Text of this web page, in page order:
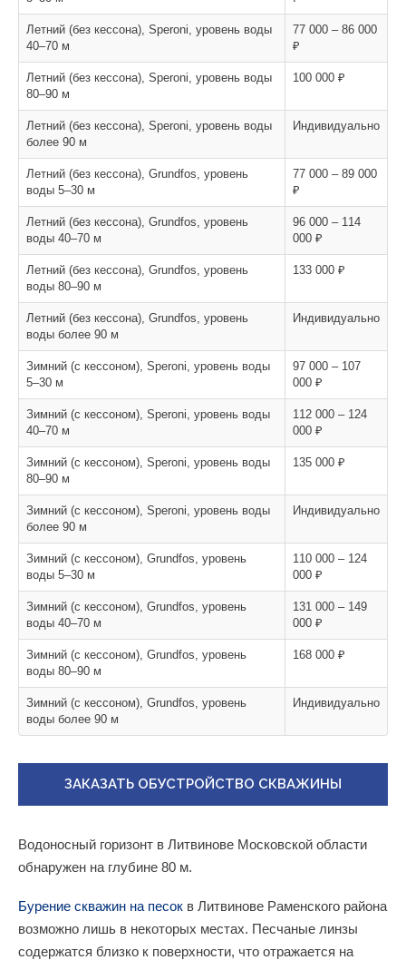
Летний (без кессона), Speroni, уровень воды
40–70 м
77 000 – 86 000
₽
Летний (без кессона), Speroni, уровень воды
80–90 м
100 000 ₽
Летний (без кессона), Speroni, уровень воды
более 90 м
Индивидуально
Летний (без кессона), Grundfos, уровень
воды 5–30 м
77 000 – 89 000
₽
Летний (без кессона), Grundfos, уровень
воды 40–70 м
96 000 – 114
000 ₽
Летний (без кессона), Grundfos, уровень
воды 80–90 м
133 000 ₽
Летний (без кессона), Grundfos, уровень
воды более 90 м
Индивидуально
Зимний (с кессоном), Speroni, уровень воды
5–30 м
97 000 – 107
000 ₽
Зимний (с кессоном), Speroni, уровень воды
40–70 м
112 000 – 124
000 ₽
Зимний (с кессоном), Speroni, уровень воды
80–90 м
135 000 ₽
Зимний (с кессоном), Speroni, уровень воды
более 90 м
Индивидуально
Зимний (с кессоном), Grundfos, уровень
воды 5–30 м
110 000 – 124
000 ₽
Зимний (с кессоном), Grundfos, уровень
воды 40–70 м
131 000 – 149
000 ₽
Зимний (с кессоном), Grundfos, уровень
воды 80–90 м
168 000 ₽
Зимний (с кессоном), Grundfos, уровень
воды более 90 м
Индивидуально
ЗАКАЗАТЬ ОБУСТРОЙСТВО СКВАЖИНЫ
Водоносный горизонт в Литвинове Московской области
обнаружен на глубине 80 м.
Бурение скважин на песок в Литвинове Раменского района
возможно лишь в некоторых местах. Песчаные линзы
содержатся близко к поверхности, что отражается на